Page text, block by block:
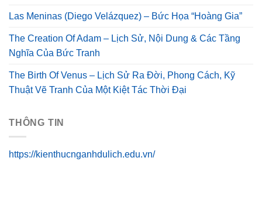
Las Meninas (Diego Velázquez) – Bức Họa “Hoàng Gia”
The Creation Of Adam – Lịch Sử, Nội Dung & Các Tầng
Nghĩa Của Bức Tranh
The Birth Of Venus – Lịch Sử Ra Đời, Phong Cách, Kỹ
Thuật Vẽ Tranh Của Một Kiệt Tác Thời Đại
THÔNG TIN
https://kienthucnganhdulich.edu.vn/